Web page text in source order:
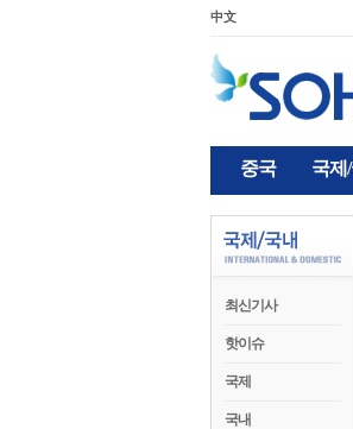
中文
중국 국제
최신기사
핫이슈
국제
국내